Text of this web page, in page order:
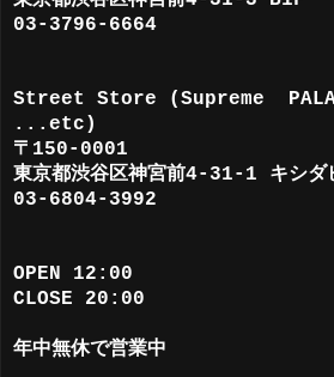
03-3796-6664
Street Store (Supreme
...etc)
〒150-0001
東京都渋谷区神宮前4-31-1 キシダ
03-6804-3992
OPEN 12:00
CLOSE 20:00
年中無休で営業中